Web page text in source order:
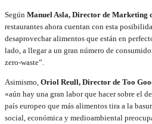
Según Manuel Asla, Director de Marketing
restaurantes ahora cuentan con esta
desaprovechar alimentos que están en
lado, a llegar a un gran número de
zero-waste”.
Asimismo, Oriol Reull, Director de Too
«aún hay una gran labor que hacer sobre el
país europeo que más alimentos tira a la
social, económica y medioambiental